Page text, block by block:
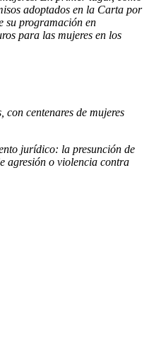
adoptados en la Carta por
su programación en
para las mujeres en los
centenares de mujeres
jurídico: la presunción de
agresión o violencia contra